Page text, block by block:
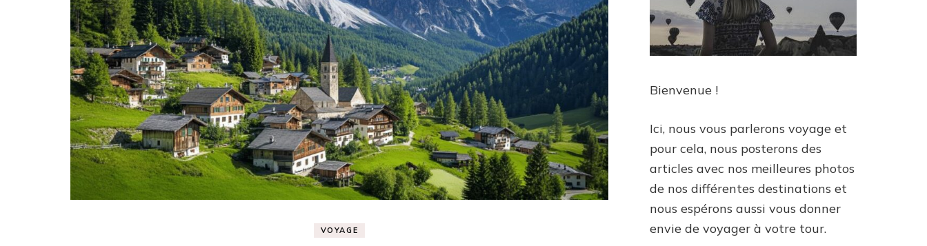
VOYAGE
Bienvenue !
Ici, nous vous parlerons voyage et
pour cela, nous posterons des
articles avec nos meilleures photos
de nos différentes destinations et
nous espérons aussi vous donner
envie de voyager à votre tour.